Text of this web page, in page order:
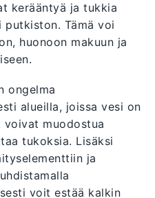
kerääntyä ja tukkia
Tämä voi
huonoon makuun ja
ongelma
alueilla, joissa vesi on
voivat muodostua
tukoksia. Lisäksi
ja
voit estää kalkin